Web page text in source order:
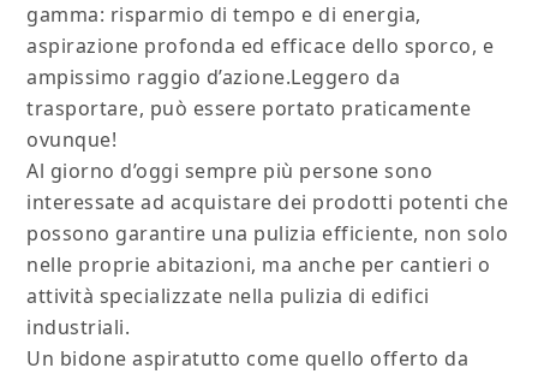
gamma: risparmio di tempo e di energia,
aspirazione profonda ed efficace dello sporco, e
ampissimo raggio d’azione.Leggero da
trasportare, può essere portato praticamente
ovunque!
Al giorno d’oggi sempre più persone sono
interessate ad acquistare dei prodotti potenti che
possono garantire una pulizia efficiente, non solo
nelle proprie abitazioni, ma anche per cantieri o
attività specializzate nella pulizia di edifici
industriali.
Un bidone aspiratutto come quello offerto da